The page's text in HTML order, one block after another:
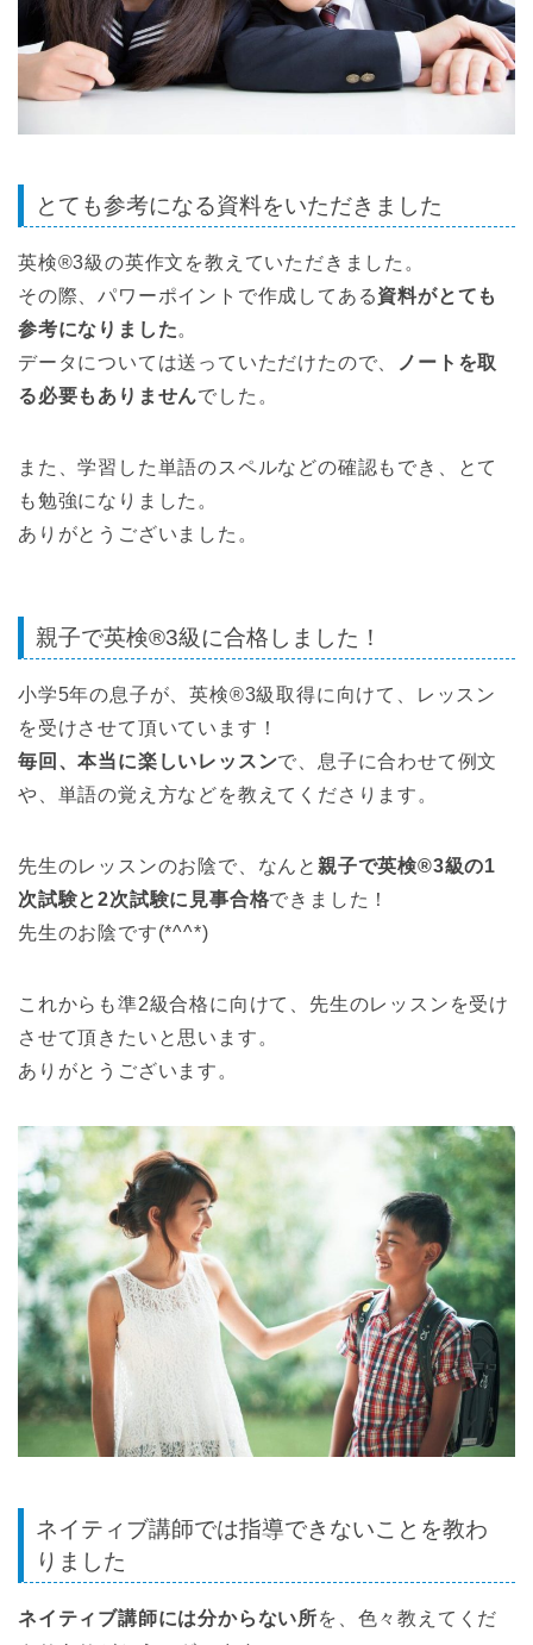
とても参考になる資料をいただきました
英検®3級の英作文を教えていただきました。
その際、パワーポイントで作成してある資料がとても
参考になりました。
データについては送っていただけたので、
ノートを取
る必要もありませんでした。
また、学習した単語のスペルなどの確認もでき、とて
も勉強になりました。
ありがとうございました。
親子で英検®3級に合格しました！
小学5年の息子が、英検®3級取得に向けて、レッスン
を受けさせて頂いています！
毎回、本当に楽しいレッスンで、息子に合わせて例文
や、単語の覚え方などを教えてくださります。
先生のレッスンのお陰で、なんと 親子で英検®3級の1
次試験と2次試験に見事合格できました！
先生のお陰です(*^^*)
これからも準2級合格に向けて、先生のレッスンを受け
させて頂きたいと思います。
ありがとうございます。
ネイティブ講師では指導できないことを教わ
りました
ネイティブ講師には分からない所を、色々教えてくだ